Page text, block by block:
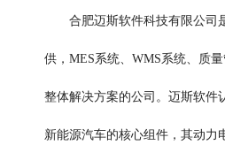
合肥迈斯软件科技有限公司
供， MES系统、WMS系统、质
整体解决方案的公司。迈斯软件
新能源汽车的核心组件，其动力